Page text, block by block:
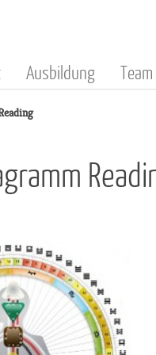
Ausbildung Team